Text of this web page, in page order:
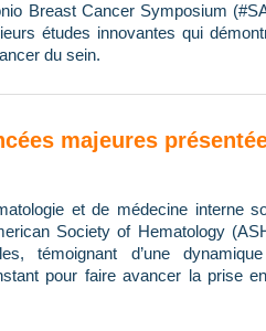
Breast Cancer Symposium
études innovantes qui
du sein.
majeures
et de médecine interne
Society of Hematology
témoignant d’une
pour faire avancer la prise